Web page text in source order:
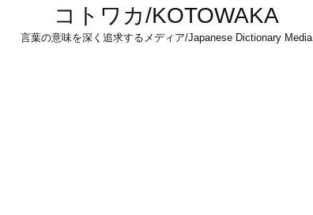
コトワカ/KOTOWAKA
言葉の意味を深く追求するメディア/Japanese Dictionary Media